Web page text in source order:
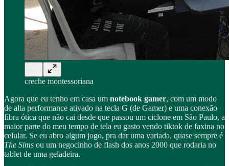
creche montessoriana
Agora que eu tenho em casa um notebook gamer, com um modo
de alta performance ativado na tecla G (de Gamer) e uma conexão
fibra ótica que não cai desde que passou um ciclone em São Paulo, a
maior parte do meu tempo de tela eu gasto vendo tiktok de faxina no
celular. Se eu abro algum jogo, pra dar uma variada, quase sempre é
The Sims ou um negocinho de flash dos anos 2000 que rodaria no
tablet de uma geladeira.